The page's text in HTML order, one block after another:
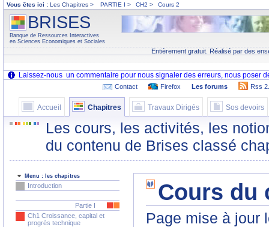
Vous êtes ici : Les Chapitres > PARTIE I > CH2 > Cours 2
BRISES
Banque de Ressources Interactives
en Sciences Economiques et Sociales
Entièrement gratuit. Réalisé par des
Contact Firefox Les forums Rss
Accueil Chapitres Travaux Dirigés Sos devoirs
Les cours, les activités, les
du contenu de Brises classé
Menu : les chapitres
Introduction
Partie I
Ch1 Croissance, capital et
progrès technique
Cours du
Page mise à jour